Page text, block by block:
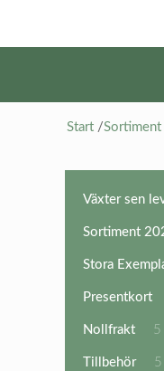
Start /Sortiment
Växter sen
Sortiment
Stora
Presentkort
Nollfrakt
5
Tillbehör
5